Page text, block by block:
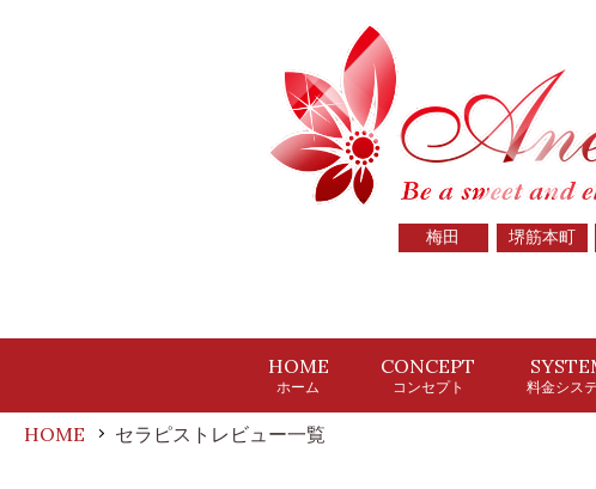
梅田 堺筋本町
HOME
ホーム
CONCEPT
コンセプト 料金シス
HOME セラピストレビュー一覧